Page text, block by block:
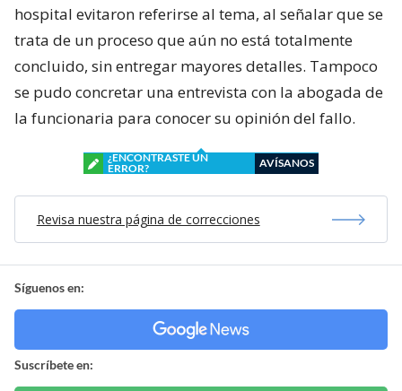
hospital evitaron referirse al tema, al señalar que se
trata de un proceso que aún no está totalmente
concluido, sin entregar mayores detalles. Tampoco
se pudo concretar una entrevista con la abogada de
la funcionaria para conocer su opinión del fallo.
¿ENCONTRASTE UN
ERROR?
AVÍSANOS
Revisa nuestra página de correcciones
Síguenos en:
Suscríbete en: